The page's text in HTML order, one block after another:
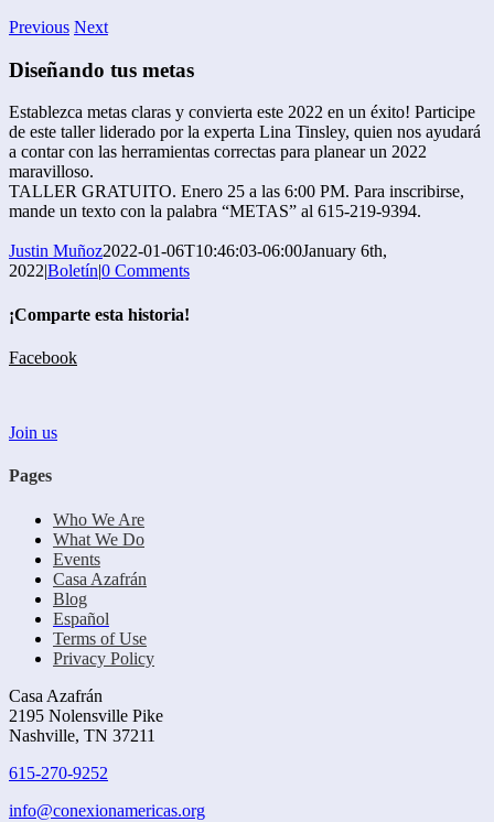
Previous Next
Diseñando tus metas
Establezca metas claras y convierta este 2022 en un éxito! Participe
de este taller liderado por la experta Lina Tinsley, quien nos ayudará
a contar con las herramientas correctas para planear un 2022
maravilloso.
TALLER GRATUITO. Enero 25 a las 6:00 PM. Para inscribirse,
mande un texto con la palabra “METAS” al 615-219-9394.
Justin Muñoz2022-01-06T10:46:03-06:00January 6th,
2022|Boletín|0 Comments
¡Comparte esta historia!
Facebook
Join us
Pages
Who We Are
What We Do
Events
Casa Azafrán
Blog
Español
Terms of Use
Privacy Policy
Casa Azafrán
2195 Nolensville Pike
Nashville, TN 37211
615-270-9252
info@conexionamericas.org